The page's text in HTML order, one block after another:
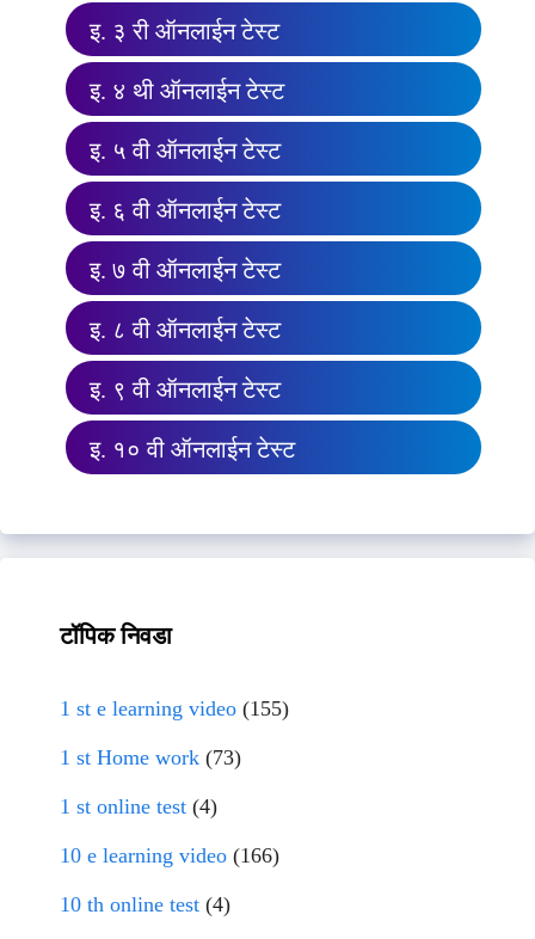
इ. ३ री ऑनलाईन टेस्ट
इ. ४ थी ऑनलाईन टेस्ट
इ. ५ वी ऑनलाईन टेस्ट
इ. ६ वी ऑनलाईन टेस्ट
इ. ७ वी ऑनलाईन टेस्ट
इ. ८ वी ऑनलाईन टेस्ट
इ. ९ वी ऑनलाईन टेस्ट
इ. १० वी ऑनलाईन टेस्ट
टॉपिक निवडा
1 st e learning video (155)
1 st Home work (73)
1 st online test (4)
10 e learning video (166)
10 th online test (4)